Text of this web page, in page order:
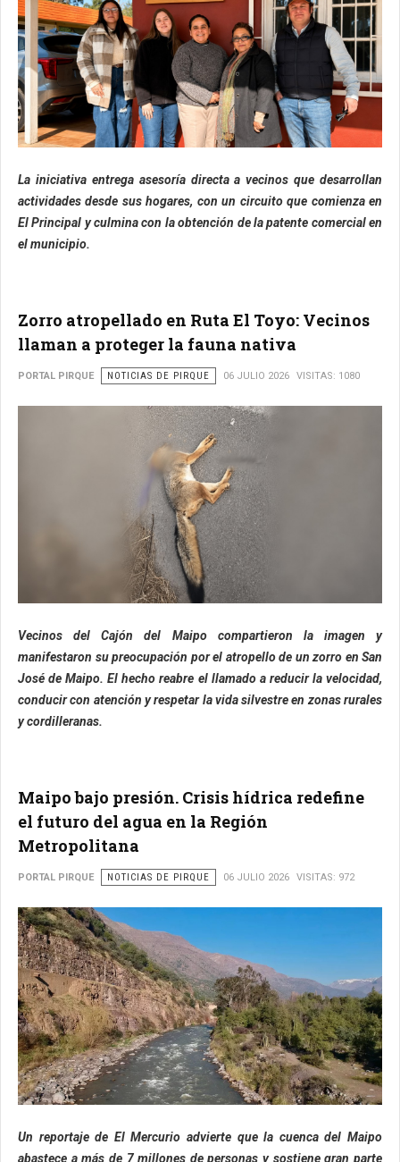
La iniciativa entrega asesoría directa a vecinos que desarrollan
actividades desde sus hogares, con un circuito que comienza en
El Principal y culmina con la obtención de la patente comercial en
el municipio.
Zorro atropellado en Ruta El Toyo: Vecinos
llaman a proteger la fauna nativa
PORTAL PIRQUE NOTICIAS DE PIRQUE 06 JULIO 2026 VISITAS: 1080
Vecinos del Cajón del Maipo compartieron la imagen y
manifestaron su preocupación por el atropello de un zorro en San
José de Maipo. El hecho reabre el llamado a reducir la velocidad,
conducir con atención y respetar la vida silvestre en zonas rurales
y cordilleranas.
Maipo bajo presión. Crisis hídrica redefine
el futuro del agua en la Región
Metropolitana
PORTAL PIRQUE NOTICIAS DE PIRQUE 06 JULIO 2026 VISITAS: 972
Un reportaje de El Mercurio advierte que la cuenca del Maipo
abastece a más de 7 millones de personas y sostiene gran parte